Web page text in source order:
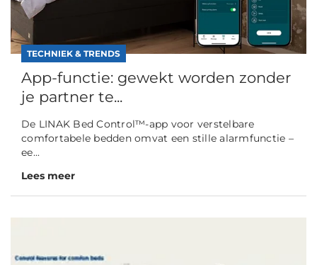
TECHNIEK & TRENDS
App-functie: gewekt worden zonder
je partner te...
De LINAK Bed Control™-app voor verstelbare
comfortabele bedden omvat een stille alarmfunctie –
ee...
Lees meer